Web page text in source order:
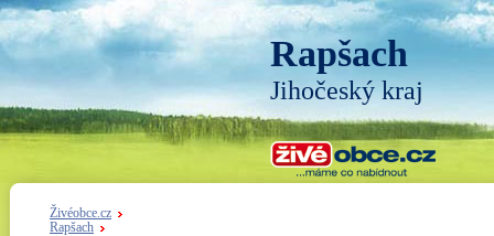
Rapšach
Jihočeský kraj
Živéobce.cz
Rapšach